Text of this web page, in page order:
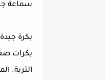
سماعة
بكرة
بكرات